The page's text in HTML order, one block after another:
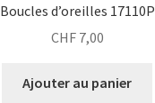
Boucles d’oreilles 17110P
CHF7,00
Ajouter au panier